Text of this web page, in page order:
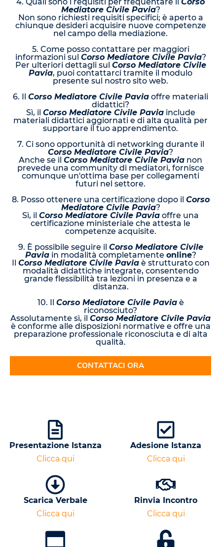
Mediatore Civile Pavia?
Non sono richiesti requisiti specifici; è aperto a
chiunque desideri acquisire nuove competenze
nel campo della mediazione.
5. Come posso contattare per maggiori
informazioni sul Corso Mediatore Civile Pavia?
Per ulteriori dettagli sul Corso Mediatore Civile
Pavia, puoi contattarci tramite il modulo
presente sul nostro sito web.
6. Il Corso Mediatore Civile Pavia offre materiali
didattici?
Sì, il Corso Mediatore Civile Paviainclude
materiali didattici aggiornati e di alta qualità per
supportare il tuo apprendimento.
7. Ci sono opportunità di networking durante il
Corso Mediatore Civile Pavia?
Anche se il Corso Mediatore Civile Pavia non
prevede una community di mediatori, fornisce
comunque un'ottima base per collegamenti
futuri nel settore.
8. Posso ottenere una certificazione dopo il Corso
Mediatore Civile Pavia?
Sì, il Corso Mediatore Civile Pavia offre una
certificazione ministeriale che attesta le
competenze acquisite.
9. È possibile seguire il Corso Mediatore Civile
Paviain modalità completamente online?
Corso Mediatore Civile Paviaè strutturato con
modalità didattiche integrate, consentendo
grande flessibilità tra lezioni in presenza e a
distanza.
10. Il Corso Mediatore Civile Paviaè
riconosciuto?
Assolutamente sì, il Corso Mediatore Civile Pavia
è conforme alle disposizioni normative e offre una
preparazione professionale riconosciuta e di alta
qualità.
CONTATTACI ORA
Presentazione Istanza
Clicca qui
Adesione Istanza
Clicca qui
Scarica Verbale
Clicca qui
Rinvia Incontro
Clicca qui